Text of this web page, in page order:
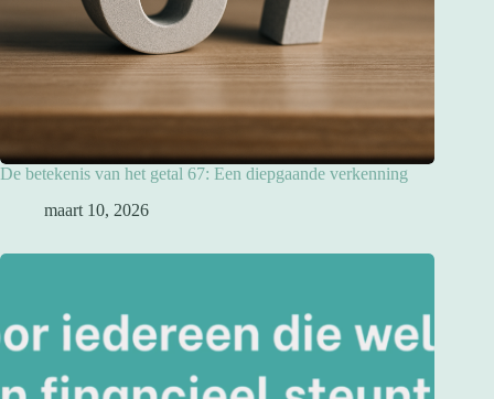
De betekenis van het getal 67: Een diepgaande verkenning
maart 10, 2026